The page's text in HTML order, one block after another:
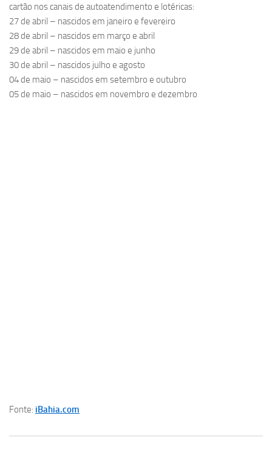
cartão nos canais de autoatendimento e lotéricas:
27 de abril – nascidos em janeiro e fevereiro
28 de abril – nascidos em março e abril
29 de abril – nascidos em maio e junho
30 de abril – nascidos julho e agosto
04 de maio – nascidos em setembro e outubro
05 de maio – nascidos em novembro e dezembro
Fonte: iBahia.com